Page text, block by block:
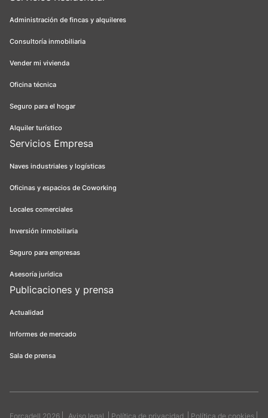
Administración de fincas y alquileres
Consultoría inmobiliaria
Vender mi vivienda
Oficina técnica
Seguro para el hogar
Alquiler turístico
Servicios Empresa
Naves industriales y logísticas
Oficinas y espacios de Coworking
Locales comerciales
Inversión inmobiliaria
Seguro para empresas
Asesoría jurídica
Publicaciones y prensa
Actualidad
Informes de mercado
Sala de prensa
Forcadell 2026 Aviso legal Política de privacidad Política de cookies